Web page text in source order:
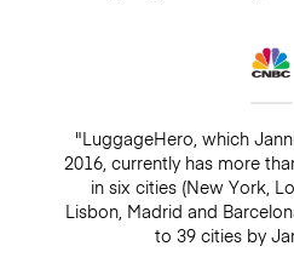
"LuggageHero, which
2016, currently has more
in six cities (New York,
Lisbon, Madrid and
to 39 cities by